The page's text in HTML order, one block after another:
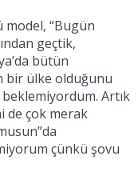
model, “Bugün
geçtik,
bütün
bir ülke olduğunu
Artık
de çok merak
çünkü şovu